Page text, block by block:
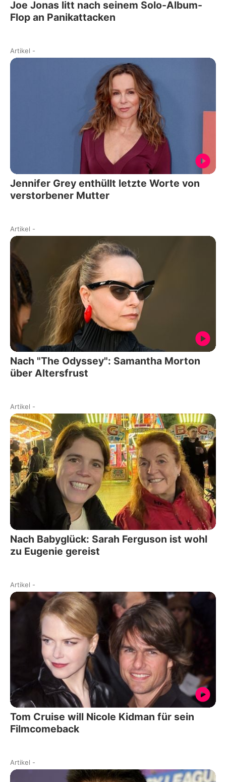
Joe Jonas litt nach seinem Solo-Album-
Flop an Panikattacken
Artikel -
Jennifer Grey enthüllt letzte Worte von
verstorbener Mutter
Artikel -
Nach "The Odyssey": Samantha Morton
über Altersfrust
Artikel -
Nach Babyglück: Sarah Ferguson ist wohl
zu Eugenie gereist
Artikel -
Tom Cruise will Nicole Kidman für sein
Filmcomeback
Artikel -